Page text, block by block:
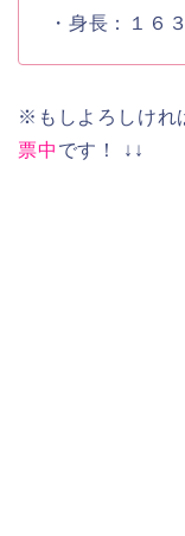
・身長： １６
※もしよろしけれ
票中 です！ ↓↓